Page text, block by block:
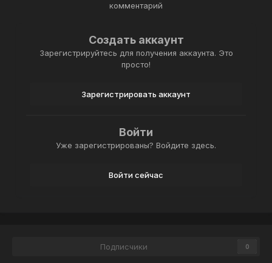
комментарий
Создать аккаунт
Зарегистрируйтесь для получения аккаунта. Это
просто!
Зарегистрировать аккаунт
Войти
Уже зарегистрированы? Войдите здесь.
Войти сейчас
Подписчики 0